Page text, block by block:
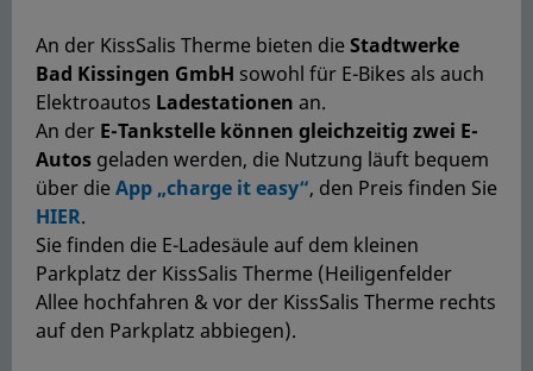
An der KissSalis Therme bieten dieStadtwerke
Bad Kissingen GmbH sowohl für E-Bikes als auch
Elektroautos Ladestationen an.
An der E-Tankstelle können gleichzeitig zwei E-
Autos geladen werden, die Nutzung läuft bequem
über dieApp „charge it easy“, den Preis finden Sie
HIER.
Sie finden die E-Ladesäule auf dem kleinen
Parkplatz der KissSalis Therme (Heiligenfelder
Allee hochfahren & vor der KissSalis Therme rechts
auf den Parkplatz abbiegen).